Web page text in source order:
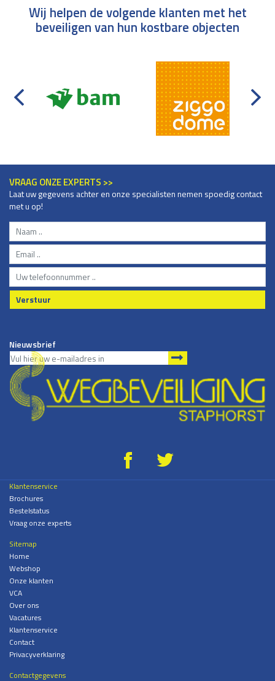
Wij helpen de volgende klanten met het
beveiligen van hun kostbare objecten
VRAAG ONZE EXPERTS >>
Laat uw gegevens achter en onze specialisten nemen spoedig contact
met u op!
Verstuur
Nieuwsbrief
g *
Klantenservice
Brochures
Bestelstatus
Vraag onze experts
Sitemap
Home
Webshop
Onze klanten
VCA
Over ons
Vacatures
Klantenservice
Contact
Privacyverklaring
Contactgegevens